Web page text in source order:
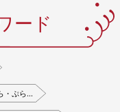
ード
・ぷら…